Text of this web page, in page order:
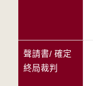
聲請書/ 確定
終局裁判